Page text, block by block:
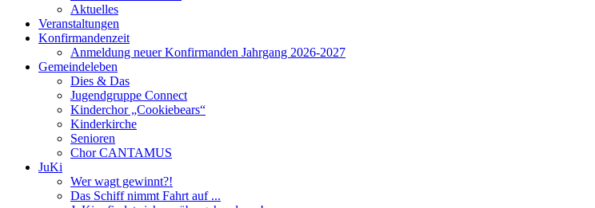
Aktuelles
Veranstaltungen
Konfirmandenzeit
Anmeldung neuer Konfirmanden Jahrgang 2026-2027
Gemeindeleben
Dies & Das
Jugendgruppe Connect
Kinderchor „Cookiebears“
Kinderkirche
Senioren
Chor CANTAMUS
JuKi
Wer wagt gewinnt?!
Das Schiff nimmt Fahrt auf ...